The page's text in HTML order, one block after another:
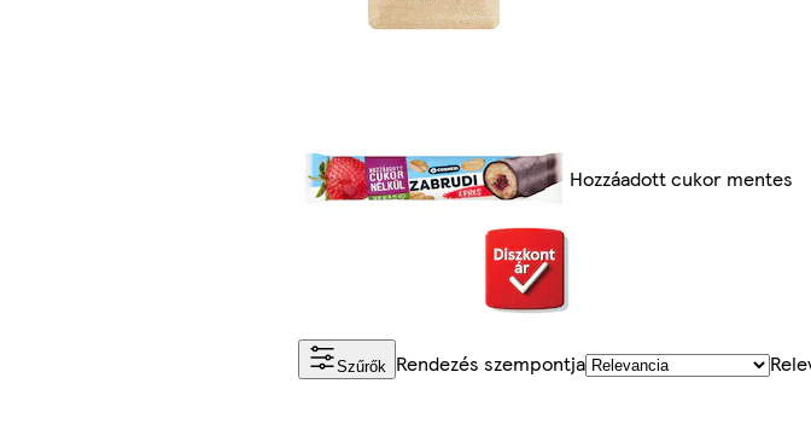
Hozzáadott cukor mentes
Szűrők Rendezés szempontja